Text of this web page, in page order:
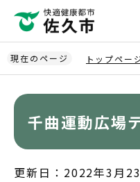
ペ
ー
ジ
現在のページ トップペー
千曲運動広場
更新日：2022年3月